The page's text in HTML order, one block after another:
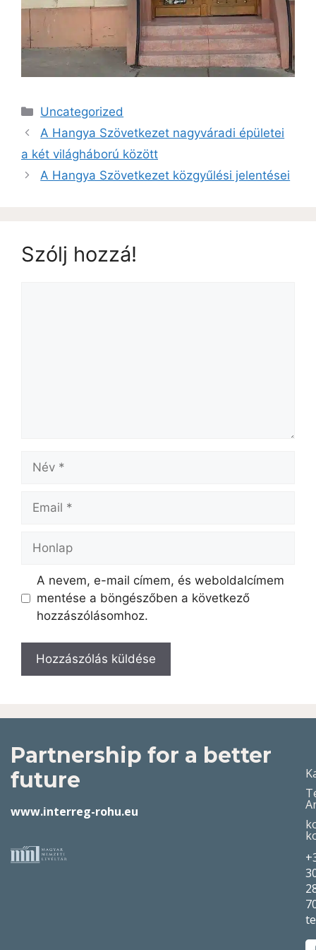
Uncategorized
A Hangya Szövetkezet nagyváradi épületei
a két világháború között
A Hangya Szövetkezet közgyűlési jelentései
Szólj hozzá!
A nevem, e-mail címem, és weboldalcímem
mentése a böngészőben a következő
hozzászólásomhoz.
Partnership for a better
future
www.interreg-rohu.eu